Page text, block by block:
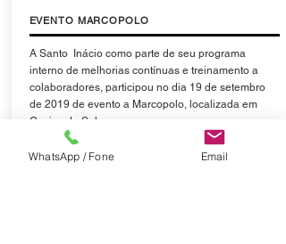
EVENTO MARCOPOLO
A Santo Inácio como parte de seu programa
interno de melhorias contínuas e treinamento a
colaboradores, participou no dia 19 de setembro
de 2019 de evento a Marcopolo, localizada em
Caxias do Sul.
WhatsApp / Fone Email